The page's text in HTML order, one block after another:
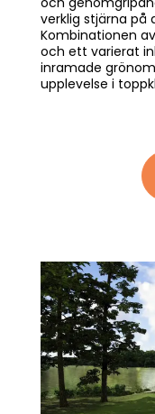
verklig stjärna på
Kombinationen
och ett varierat
inramade
upplevelse i